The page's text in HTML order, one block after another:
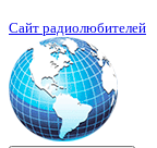
Сайт радиолюбителей